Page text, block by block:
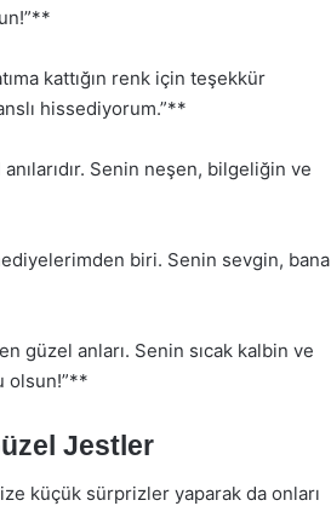
kattığın renk için teşekkür
hissediyorum.”**
Senin neşen, bilgeliğin ve
biri. Senin sevgin, bana
güzel anları. Senin sıcak kalbin ve
olsun!”**
Jestler
küçük sürprizler yaparak da onları